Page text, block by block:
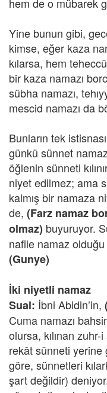
Yine bunun gibi,
kimse, eğer kaza
kılarsa, hem
bir kaza namazı
sübha namazı,
mescid namazı da
Bunların tek
günkü sünnet
öğlenin sünneti
niyet edilmez; ama
kalmış bir namaza
de, (Farz namaz
olmaz) buyuruyor.
nafile namaz olduğu
(Gunye)
İki niyetli namaz
Sual: İbni Abidin’in,
Cuma namazı
olursa, kılınan
rekât sünneti
göre, sünnetleri
şart değildir)